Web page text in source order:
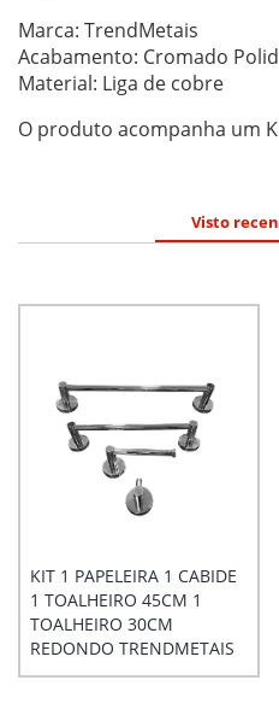
Marca: TrendMetais
Acabamento: Cromado
Material: Liga de cobre
O produto acompanha um
Visto
KIT 1 PAPELEIRA 1 CABIDE
1 TOALHEIRO 45CM 1
TOALHEIRO 30CM
REDONDO TRENDMETAIS